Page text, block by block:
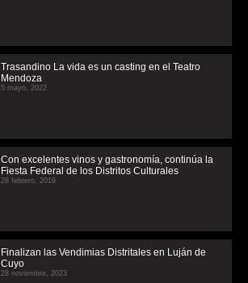
Trasandino La vida es un casting en el Teatro
Mendoza
5 mayo, 2022
Con excelentes vinos y gastronomía, continúa la
Fiesta Federal de los Distritos Culturales
28 febrero, 2019
Finalizan las Vendimias Distritales en Luján de
Cuyo
28 noviembre, 2023